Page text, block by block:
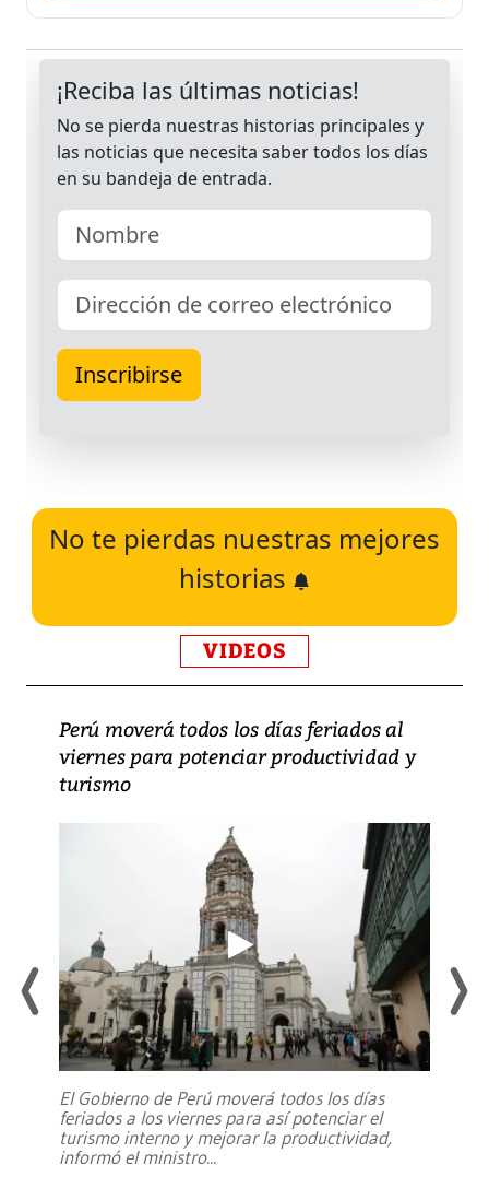
No te pierdas nuestras mejores
historias
VIDEOS
Perú moverá todos los días feriados al
viernes para potenciar productividad y
turismo
El Gobierno de Perú moverá todos los días
feriados a los viernes para así potenciar el
turismo interno y mejorar la productividad,
informó el ministro...